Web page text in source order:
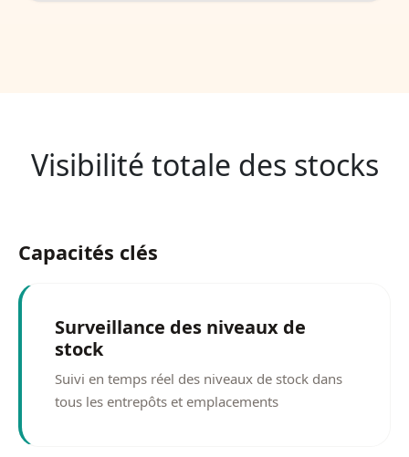
Visibilité totale des stocks
Capacités clés
Surveillance des niveaux de
stock
Suivi en temps réel des niveaux de stock dans
tous les entrepôts et emplacements